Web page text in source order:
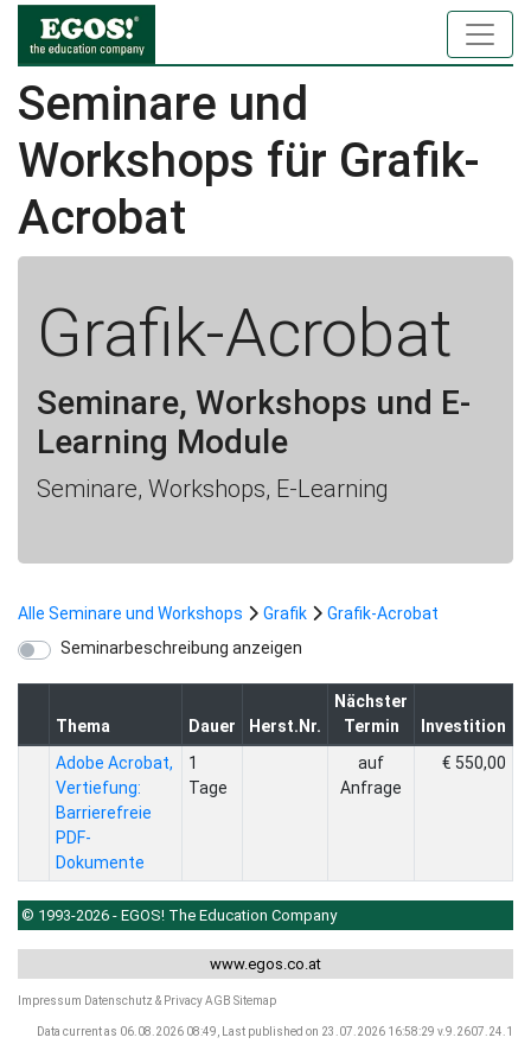
Seminare und
Workshops für Grafik-
Acrobat
Grafik-Acrobat
Seminare, Workshops und E-
Learning Module
Seminare, Workshops, E-Learning
Alle Seminare und Workshops Grafik
Grafik-Acrobat
Seminarbeschreibung anzeigen
Thema Dauer Herst.Nr.
Nächster
Termin
Investition
Adobe Acrobat,
Vertiefung:
Barrierefreie
PDF-
Dokumente
1
Tage
auf
Anfrage
€ 550,00
© 1993-2026 - EGOS! The Education Company
www.egos.co.at
Impressum Datenschutz & PrivacyAGB Sitemap
Data current as 06.08.2026 08:49, Last published on 23.07.2026 16:58:29 v.9.2607.24.1